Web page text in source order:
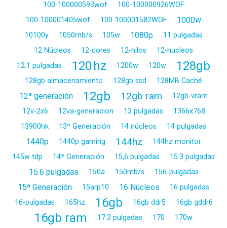
100-100000593wof
100-100000926WOF
100-100001405wof
100-100001582WOF 1000w
10100y 1050mb/s 105w 1080p
11 pulgadas
12 Núcleos
12-cores 12-hilos
12-nucleos
12.1 pulgadas
120 hz 1200w 120w 128gb
128gb almacenamiento 128gb ssd 128MB Caché
12ª generación 12gb 12gb ram
12gb-vram
12v-2x6
12va-generacion 13 pulgadas
1366x768
13900hk
13ª Generación 14 núcleos 14 pulgadas
1440p 1440p gaming 144hz
144hz monitor
145w tdp
14ª Generación 15,6 pulgadas 15.3 pulgadas
15.6 pulgadas 150a 150mb/s 156-pulgadas
15ª Generación 15arp10 16 Núcleos
16 pulgadas
16-pulgadas
165hz 16gb 16gb ddr5 16gb gddr6
16gb ram 17.3 pulgadas 170
170w